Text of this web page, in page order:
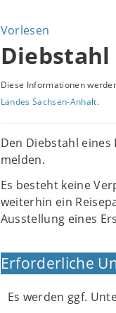
Vorlesen
Diebstahl
Diese Informationen
Landes Sachsen-Anhalt.
Den Diebstahl eines
melden.
Es besteht keine
weiterhin ein
Ausstellung eines
Erforderliche
Es werden ggf.